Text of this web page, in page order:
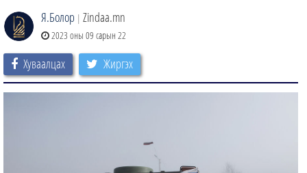
Я.Болор | Zindaa.mn
2023 оны 09 сарын 22
Хуваалцах Жиргэх